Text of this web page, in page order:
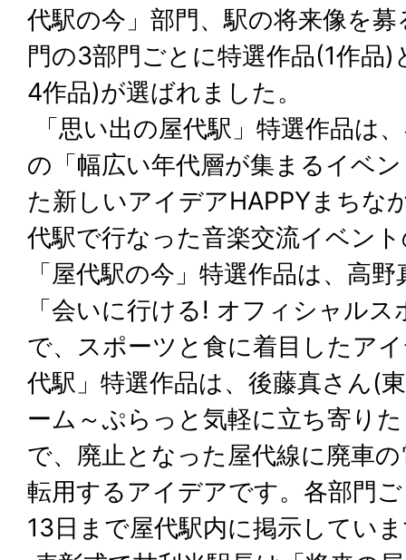
代駅の今」部門、駅の将来像を
門の3部門ごとに特選作品(1作品
4作品)が選ばれました。
「思い出の屋代駅」特選作品は
の「幅広い年代層が集まるイベ
た新しいアイデアHAPPYまちな
代駅で行なった音楽交流イベン
「屋代駅の今」特選作品は、高
「会いに行ける! オフィシャル
で、スポーツと食に着目したア
代駅」特選作品は、後藤真さん(
ーム～ぷらっと気軽に立ち寄り
で、廃止となった屋代線に廃車
転用するアイデアです。各部門
13日まで屋代駅内に掲示してい